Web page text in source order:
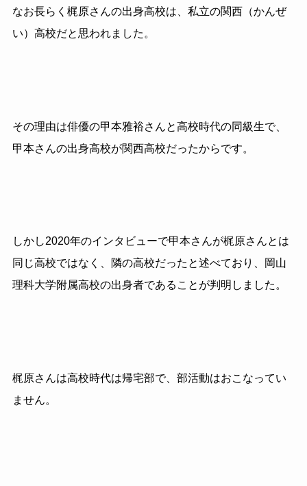
なお長らく梶原さんの出身高校は、私立の関西（かんぜ
い）高校だと思われました。
その理由は俳優の甲本雅裕さんと高校時代の同級生で、
甲本さんの出身高校が関西高校だったからです。
しかし2020年のインタビューで甲本さんが梶原さんとは
同じ高校ではなく、隣の高校だったと述べており、岡山
理科大学附属高校の出身者であることが判明しました。
梶原さんは高校時代は帰宅部で、部活動はおこなってい
ません。